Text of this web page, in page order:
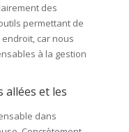
des
permettant de
car nous
à la gestion
allées et les
dans